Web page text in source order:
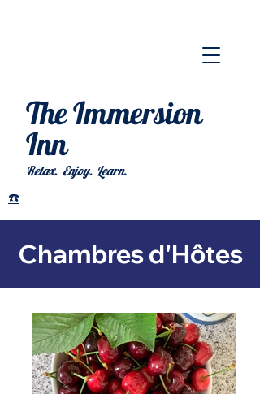
The Immersion
Inn
Relax. Enjoy. Learn.
☎️
Chambres d'Hôtes